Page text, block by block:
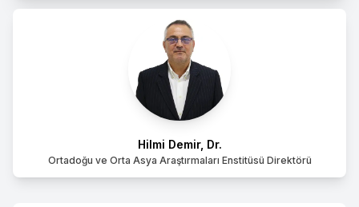
Hilmi Demir, Dr.
Ortadoğu ve Orta Asya Araştırmaları Enstitüsü Direktörü